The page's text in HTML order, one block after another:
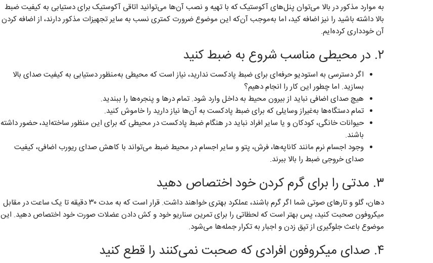
به موارد مذکور در بالا می‌توان پنل‌های آکوستیک که با تهیه و نصب ‌آن‌ها می‌توانید اتاقی آکوستیک برای دستیابی به کیفیت ضبط
بالا داشته باشید را نیز اضافه کید، اما به‌موجب آن‌که این موضوع ضرورت کمتری نسب به سایر تجهیزات مذکور دارند، از اضافه کردن
آن خودداری کرده‌ایم.
۲. در محیطی مناسب شروع به ضبط کنید
اگر دسترسی به استودیو حرفه‌ای برای ضبط پادکست ندارید، نیاز است که محیطی به‌منظور دستیابی به کیفیت صدای بالا
بسازید. اما چطور این کار را انجام دهیم؟
هیچ صدای اضافی نباید از بیرون محیط به داخل وارد شود. تمام درها و پنجره‌ها را ببندید.
تمام دستگاه‌ها به‌غیراز وسایلی که برای ضبط پادکست به آن‌ها نیاز دارید را خاموش کنید.
حیوانات خانگی، کودکان و یا سایر افراد نباید در هنگام ضبط پادکست در محیطی که برای این منظور ساخته‌اید، حضور داشته
باشند.
وجود اجسام نرم مانند کاناپه‌ها، فرش، پتو و سایر اجسام در محیط ضبط می‌تواند با کاهش صدای ریورب اضافی، کیفیت
صدای خروجی ضبط را بالا ببرند.
۳. مدتی را برای گرم کردن خود اختصاص دهید
دهان، گلو و تارهای صوتی شما اگر گرم باشند، عملکرد بهتری خواهند داشت. قرار است که به مدت ۳۰ دقیقه تا یک ساعت در مقابل
میکروفون صحبت کنید، پس بهتر است که لحظاتی را برای تمرین سناریو خود و کش دادن عضلات صورت خود اختصاص دهید. این
موضوع باعث جلوگیری از تپق زدن و اجبار به تکرار جمله‌ها می‌شود.
۴. صدای میکروفون افرادی که صحبت نمی‌کنند را قطع کنید